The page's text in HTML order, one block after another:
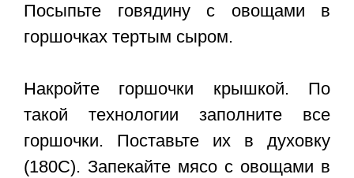
Посыпьте говядину с овощами в
горшочках тертым сыром.
Накройте горшочки крышкой. По
такой технологии заполните все
горшочки. Поставьте их в духовку
(180С). Запекайте мясо с овощами в